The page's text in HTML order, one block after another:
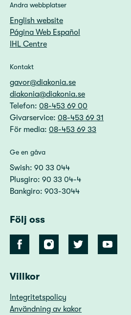
Andra webbplatser
English website
Página Web Español
IHL Centre
Kontakt
gavor@diakonia.se
diakonia@diakonia.se
Telefon: 08-453 69 00
Givarservice: 08-453 69 31
För media: 08-453 69 33
Ge en gåva
Swish: 90 33 044
Plusgiro: 90 33 04-4
Bankgiro: 903-3044
Följ oss
Villkor
Integritetspolicy
Användning av kakor